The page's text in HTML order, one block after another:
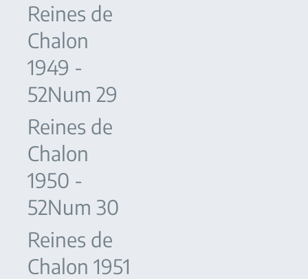
Reines de
Chalon
1949 -
52Num 29
Reines de
Chalon
1950 -
52Num 30
Reines de
Chalon 1951